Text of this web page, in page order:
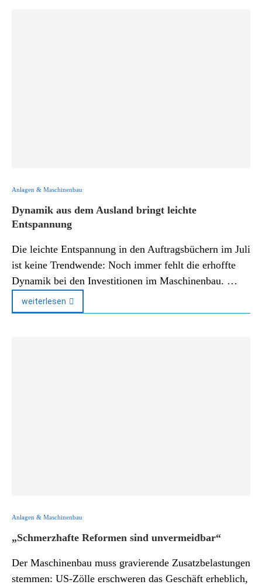
Anlagen & Maschinenbau
Dynamik aus dem Ausland bringt leichte
Entspannung
Die leichte Entspannung in den Auftragsbüchern im Juli
ist keine Trendwende: Noch immer fehlt die erhoffte
Dynamik bei den Investitionen im Maschinenbau. …
weiterlesen
Anlagen & Maschinenbau
„Schmerzhafte Reformen sind unvermeidbar“
Der Maschinenbau muss gravierende Zusatzbelastungen
stemmen: US-Zölle erschweren das Geschäft erheblich,